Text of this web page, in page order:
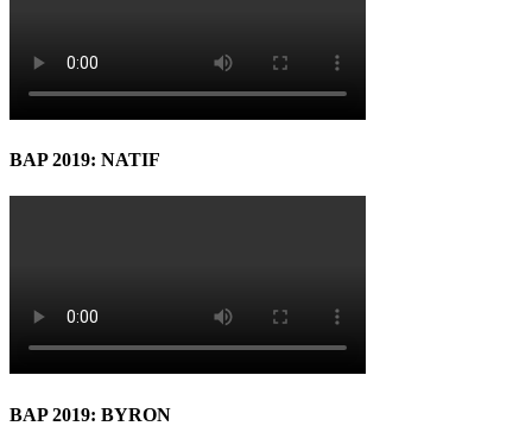
BAP 2019: NATIF
BAP 2019: BYRON